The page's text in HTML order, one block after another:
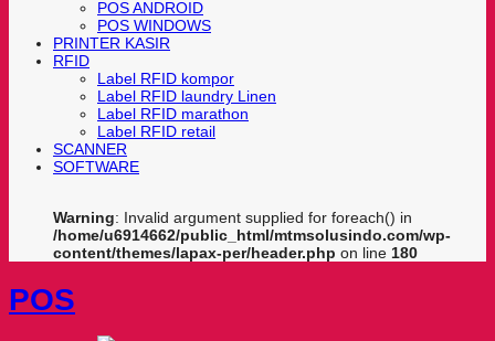
POS ANDROID
POS WINDOWS
PRINTER KASIR
RFID
Label RFID kompor
Label RFID laundry Linen
Label RFID marathon
Label RFID retail
SCANNER
SOFTWARE
Warning: Invalid argument supplied for foreach() in
/home/u6914662/public_html/mtmsolusindo.com/wp-
content/themes/lapax-per/header.php on line 180
POS